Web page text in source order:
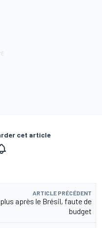
cet article
ARTICLE PRÉCÉDENT
après le Brésil, faute de
budget